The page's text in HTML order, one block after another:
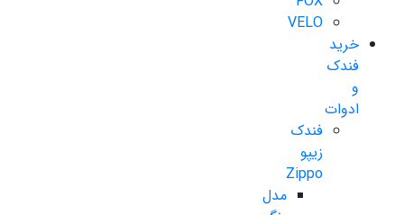
VELO
خرید
فندک
و
ادوات
فندک
زیپو
Zippo
مدل